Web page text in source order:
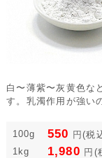
白〜薄紫〜灰黄色な
す。乳濁作用が強い
100g 550 円 (税
1kg
1,980 円 (